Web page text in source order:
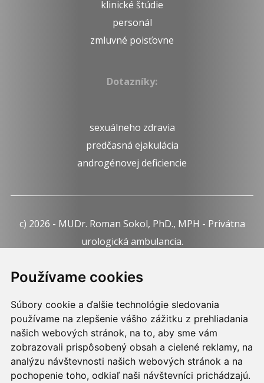
Používame cookies
Súbory cookie a ďalšie technológie sledovania
používame na zlepšenie vášho zážitku z prehliadania
našich webových stránok, na to, aby sme vám
zobrazovali prispôsobený obsah a cielené reklamy, na
analýzu návštevnosti našich webových stránok a na
pochopenie toho, odkiaľ naši návštevníci prichádzajú.
klinické štúdie
personál
zmluvné poisťovne
Dotazníky:
sexuálneho zdravia
predčasná ejakulácia
androgénovej deficiencie
c) 2026 - MUDr. Roman Sokol, PhD., MPH - Privátna
urologická ambulancia.
podmienkach prevádzkovateľa.
Používame cookies -nastavenie cookies.
Skopírovaním textu alebo časti textu z akejkoľvek
stránky tohto webu a jeho umiestnením na iný web